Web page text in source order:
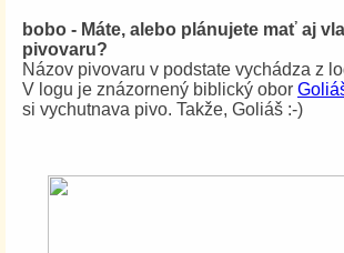
bobo - Máte, alebo plánujete mať aj
pivovaru?
Názov pivovaru v podstate vychádza z
V logu je znázornený biblický obor
si vychutnava pivo. Takže, Goliáš :-)